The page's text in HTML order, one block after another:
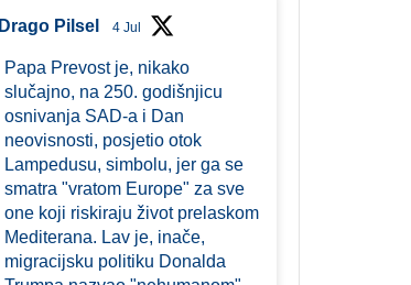
Drago Pilsel 4 Jul
Papa Prevost je, nikako
slučajno, na 250. godišnjicu
osnivanja SAD-a i Dan
neovisnosti, posjetio otok
Lampedusu, simbolu, jer ga se
smatra "vratom Europe" za sve
one koji riskiraju život prelaskom
Mediterana. Lav je, inače,
migracijsku politiku Donalda